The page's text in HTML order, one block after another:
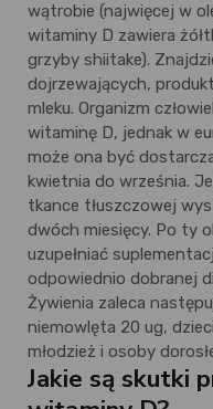
wątrobie (najwięcej w
witaminy D zawiera
grzyby shiitake).
dojrzewających,
mleku. Organizm
witaminę D, jednak w
może ona być
kwietnia do września.
tkance tłuszczowej
dwóch miesięcy. Po ty
uzupełniać
odpowiednio dobranej
Żywienia zaleca
niemowlęta 20 ug,
młodzież i osoby
Jakie są skutki